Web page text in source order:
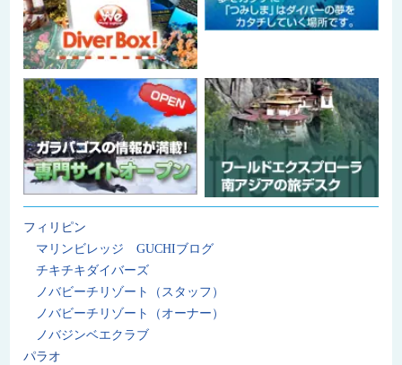
フィリピン
マリンビレッジ GUCHIブログ
チキチキダイバーズ
ノバビーチリゾート（スタッフ）
ノバビーチリゾート（オーナー）
ノバジンベエクラブ
パラオ